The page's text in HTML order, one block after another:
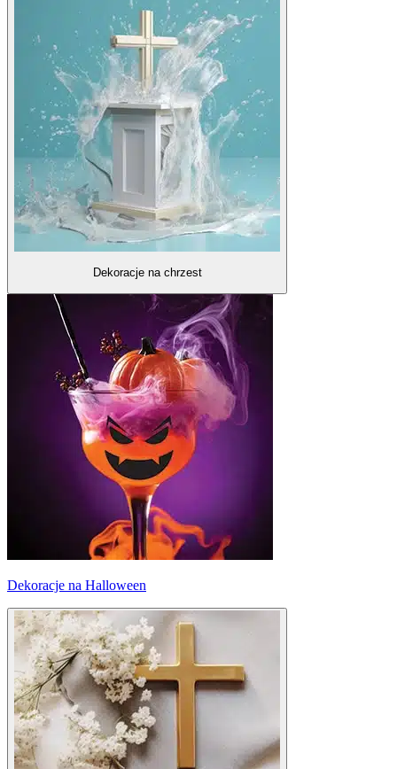
Dekoracje na chrzest
Dekoracje na Halloween